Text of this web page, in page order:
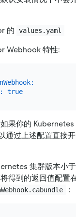
的 values.yaml
Webhook 特性:
true
果你的
通过上述配置直接
集群版本小于
得到的返回值配置
：